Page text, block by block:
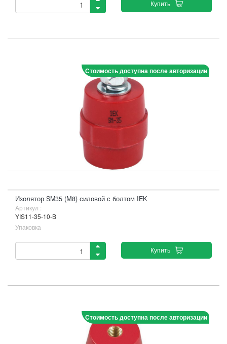
Купить
Стоимость доступна после авторизации
Изолятор SM35 (М8) силовой с болтом IEK
Артикул :
YIS11-35-10-B
Упаковка
Купить
Стоимость доступна после авторизации